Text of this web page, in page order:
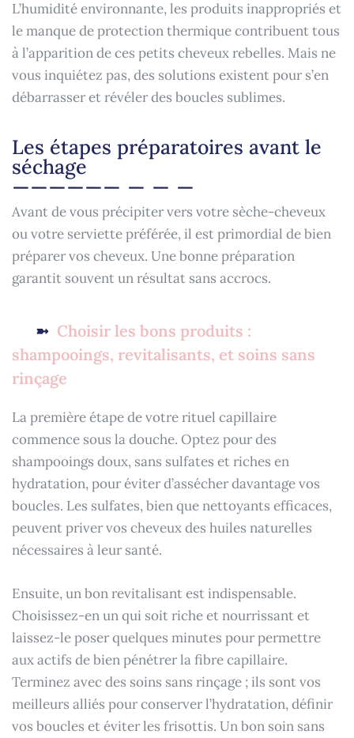
L’humidité environnante, les produits inappropriés et
le manque de protection thermique contribuent tous
à l’apparition de ces petits cheveux rebelles. Mais ne
vous inquiétez pas, des solutions existent pour s’en
débarrasser et révéler des boucles sublimes.
Les étapes préparatoires avant le
séchage
Avant de vous précipiter vers votre sèche-cheveux
ou votre serviette préférée, il est primordial de bien
préparer vos cheveux. Une bonne préparation
garantit souvent un résultat sans accrocs.
Choisir les bons produits :
shampooings, revitalisants, et soins sans
rinçage
La première étape de votre rituel capillaire
commence sous la douche. Optez pour des
shampooings doux, sans sulfates et riches en
hydratation, pour éviter d’assécher davantage vos
boucles. Les sulfates, bien que nettoyants efficaces,
peuvent priver vos cheveux des huiles naturelles
nécessaires à leur santé.
Ensuite, un bon revitalisant est indispensable.
Choisissez-en un qui soit riche et nourrissant et
laissez-le poser quelques minutes pour permettre
aux actifs de bien pénétrer la fibre capillaire.
Terminez avec des soins sans rinçage ; ils sont vos
meilleurs alliés pour conserver l’hydratation, définir
vos boucles et éviter les frisottis. Un bon soin sans